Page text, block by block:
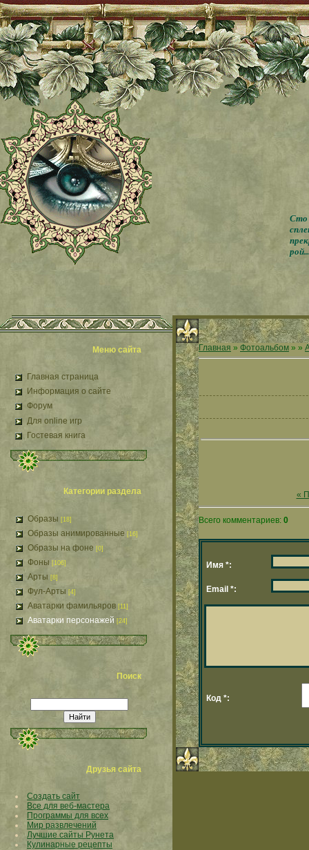
Сто
Меню сайта
Главная страница
Информация о сайте
Форум
Для online игр
Гостевая книга
Категории раздела
Образы [18]
Образы анимированные [16]
Образы на фоне [0]
Фоны [106]
Арты [8]
Фул-Арты [4]
Аватарки фамильяров [11]
Аватарки персонажей [24]
Поиск
Друзья сайта
Создать сайт
Все для веб-мастера
Программы для всех
Мир развлечений
Лучшие сайты Рунета
Кулинарные рецепты
Главная » Фотоальбом » »
«
Всего комментариев: 0
Имя *:
Email *:
Код *: